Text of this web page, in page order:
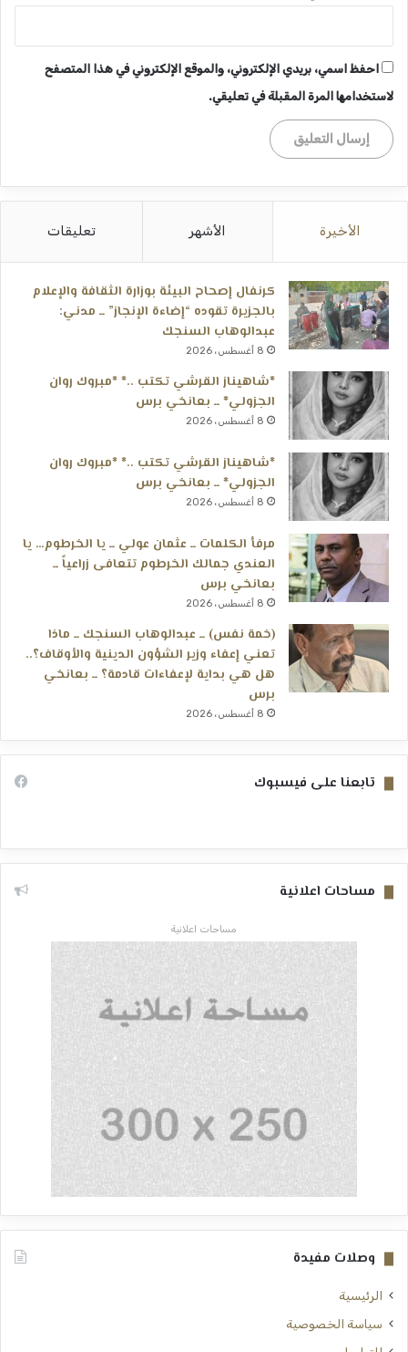
احفظ اسمي، بريدي الإلكتروني، والموقع الإلكتروني في هذا المتصفح
لاستخدامها المرة المقبلة في تعليقي.
الأخيرة الأشهر تعليقات
كرنفال إصحاح البيئة بوزارة الثقافة والإعلام
بالجزيرة تقوده “إضاءة الإنجاز” ــ مدني:
عبدالوهاب السنجك
8 أغسطس، 2026
*شاهيناز القرشي تكتب ..* *مبروك روان
الجزولي* ــ بعانخي برس
8 أغسطس، 2026
*شاهيناز القرشي تكتب ..* *مبروك روان
الجزولي* ــ بعانخي برس
8 أغسطس، 2026
مرفأ الكلمات ــ عثمان عولي ــ يا الخرطوم… يا
العندي جمالك الخرطوم تتعافى زراعياً ــ
بعانخي برس
8 أغسطس، 2026
(خمة نفس) ــ عبدالوهاب السنجك ــ ماذا
تعني إعفاء وزير الشؤون الدينية والأوقاف؟..
هل هي بداية لإعفاءات قادمة؟ ــ بعانخي
برس
8 أغسطس، 2026
تابعنا على فيسبوك
مساحات اعلانية
مساحات اعلانية
وصلات مفيدة
الرئيسية
سياسة الخصوصية